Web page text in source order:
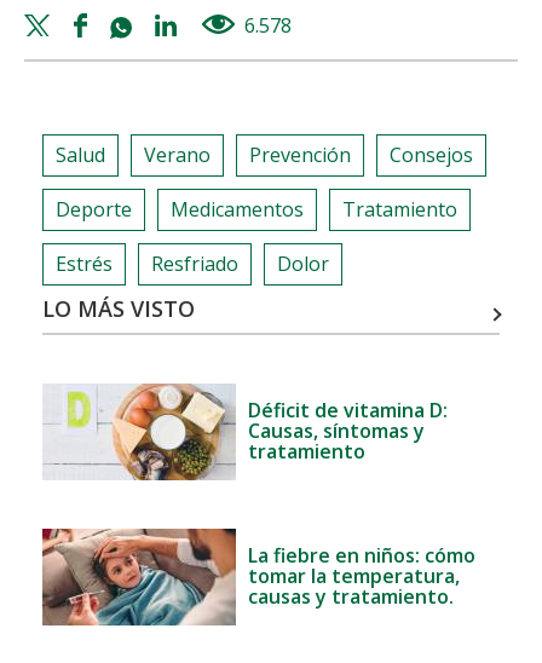
PARADA
CARDIORRESPIRATORIA:
SALVAR
UNA
VIDA
Twitter
share
Facebook
share
Whatsapp
share
Linkedin
share
6.578
Salud Verano Prevención Consejos
Deporte Medicamentos Tratamiento
Estrés Resfriado Dolor
LO MÁS VISTO
Déficit de vitamina D:
Causas, síntomas y
tratamiento
La fiebre en niños: cómo
tomar la temperatura,
causas y tratamiento.